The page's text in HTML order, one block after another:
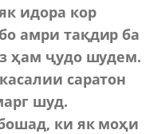
идора кор
амри тақдир ба
ҳам ҷудо шудем.
саратон
шуд.
ки як моҳи